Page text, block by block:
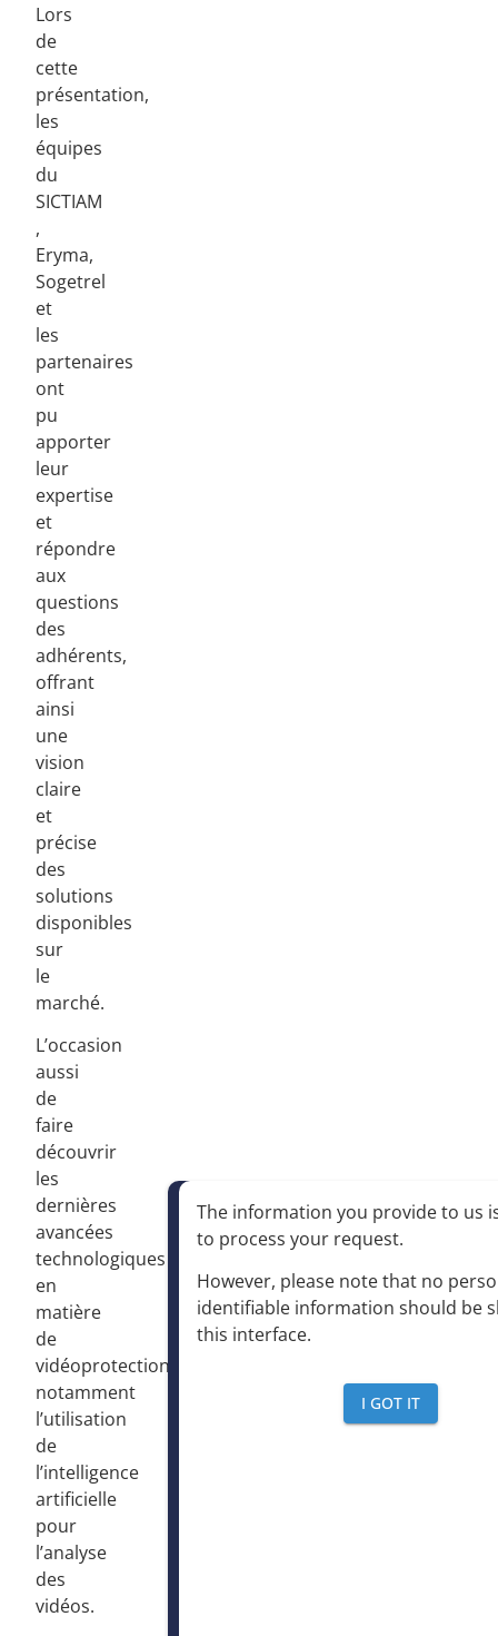
Lors
de
cette
présentation,
les
équipes
du
SICTIAM
,
Eryma,
Sogetrel
et
les
partenaires
ont
pu
apporter
leur
expertise
et
répondre
aux
questions
des
adhérents,
offrant
ainsi
une
vision
claire
et
précise
des
solutions
disponibles
sur
le
marché.
L’occasion
aussi
de
faire
découvrir
les
dernières
avancées
technologiques
en
matière
de
vidéoprotection,
notamment
l’utilisation
de
l’intelligence
artificielle
pour
l’analyse
des
vidéos.
The information you provide to us
to process your request.
However, please note that no
identifiable information should be
this interface.
I GOT IT